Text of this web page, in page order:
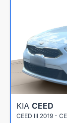
KIA CEED
CEED III 2019 -